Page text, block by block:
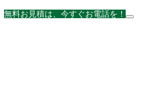
無料お見積は、今すぐお電話を！